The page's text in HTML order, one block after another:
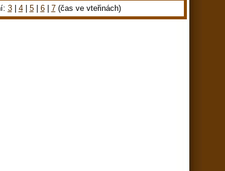
3| 4| 5| 6| 7(čas ve vteřinách)